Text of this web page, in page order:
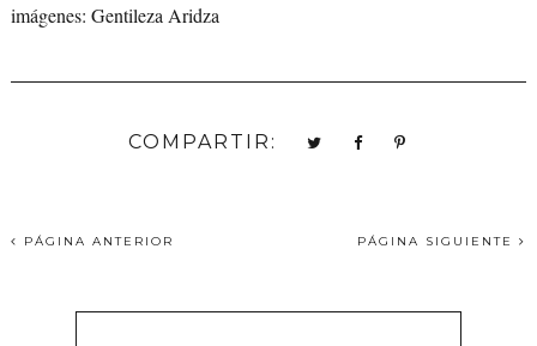
imágenes: Gentileza Aridza
COMPARTIR:
PÁGINA ANTERIOR PÁGINA SIGUIENTE